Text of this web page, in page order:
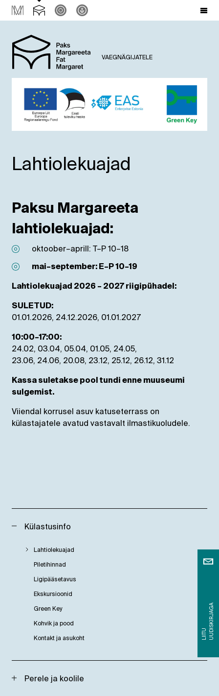
L
I
I
T
U
U
U
D
I
S
K
I
R
J
A
G A
VAEGNÄGIJATELE
Lahtiolekuajad
Paksu Margareeta
lahtiolekuajad:
oktoober–aprill: T–P 10–18
mai–september: E–P 10–19
Lahtiolekuajad 2026 – 2027 riigipühadel:
SULETUD:
01.01.2026, 24.12.2026, 01.01.2027
10:00–17:00:
24.02, 03.04, 05.04, 01.05, 24.05,
23.06, 24.06, 20.08, 23.12, 25.12, 26.12, 31.12
Kassa suletakse pool tundi enne muuseumi
sulgemist.
Viiendal korrusel asuv katuseterrass on
külastajatele avatud vastavalt ilmastikuoludele.
Külastusinfo
Lahtiolekuajad
Piletihinnad
Ligipääsetavus
Ekskursioonid
Green Key
Kohvik ja pood
Kontakt ja asukoht
Perele ja koolile